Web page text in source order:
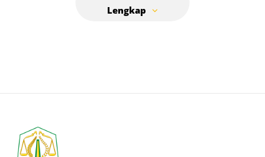
seorang ulama yang jujur dan diangkat menjadi
yang saat itu masih memeluk agama Hindu.
Makam Tuan Dikandang terletak di tengah-tengah